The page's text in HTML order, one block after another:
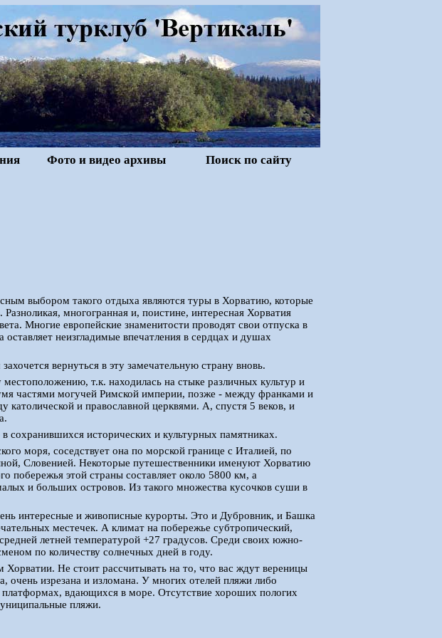
Фото и видео архивы Поиск по сайту
выбором такого отдыха являются туры в Хорватию, которые
многогранная и, поистине, интересная Хорватия
Многие европейские знаменитости проводят свои отпуска в
неизгладимые впечатления в сердцах и душах
вернуться в эту замечательную страну вновь.
т.к. находилась на стыке различных культур и
частями могучей Римской империи, позже - между франками и
католической и православной церквями. А, спустя 5 веков, и
исторических и культурных памятниках.
моря, соседствует она по морской границе с Италией, по
Словенией. Некоторые путешественники именуют Хорватию
побережья этой страны составляет около 5800 км, а
и больших островов. Из такого множества кусочков суши в
интересные и живописные курорты. Это и Дубровник, и Башка
местечек. А климат на побережье субтропический,
летней температурой +27 градусов. Среди своих южно-
по количеству солнечных дней в году.
Не стоит рассчитывать на то, что вас ждут вереницы
очень изрезана и изломана. У многих отелей пляжи либо
вдающихся в море. Отсутствие хороших пологих
пляжи.